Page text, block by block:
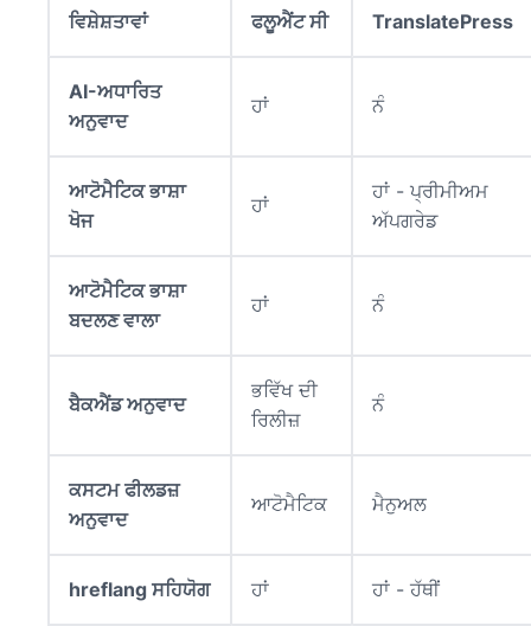
ਵਿਸ਼ੇਸ਼ਤਾਵਾਂ ਫਲੂਐਂਟ ਸੀ TranslatePress
AI-ਅਧਾਰਿਤ
ਅਨੁਵਾਦ
ਹਾਂ ਨੰ
ਆਟੋਮੈਟਿਕ ਭਾਸ਼ਾ
ਖੋਜ
ਹਾਂ
ਹਾਂ - ਪ੍ਰੀਮੀਅਮ
ਅੱਪਗਰੇਡ
ਆਟੋਮੈਟਿਕ ਭਾਸ਼ਾ
ਬਦਲਣ ਵਾਲਾ
ਹਾਂ ਨੰ
ਬੈਕਐਂਡ ਅਨੁਵਾਦ
ਭਵਿੱਖ ਦੀ
ਰਿਲੀਜ਼
ਨੰ
ਕਸਟਮ ਫੀਲਡਜ਼
ਅਨੁਵਾਦ
ਆਟੋਮੈਟਿਕ ਮੈਨੁਅਲ
hreflang ਸਹਿਯੋਗ ਹਾਂ ਹਾਂ - ਹੱਥੀਂ